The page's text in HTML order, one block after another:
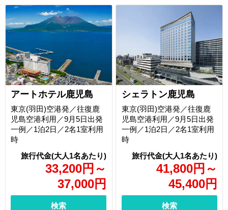
アートホテル鹿児島
33,200円 ～
37,000円
東京(羽田)空港発／往復鹿
児島空港利用／9月5日出発
一例／1泊2日／2名1室利用
時
検索
シェラトン鹿児島
41,800円 ～
45,400円
東京(羽田)空港発／往復鹿
児島空港利用／9月5日出発
一例／1泊2日／2名1室利用
時
検索